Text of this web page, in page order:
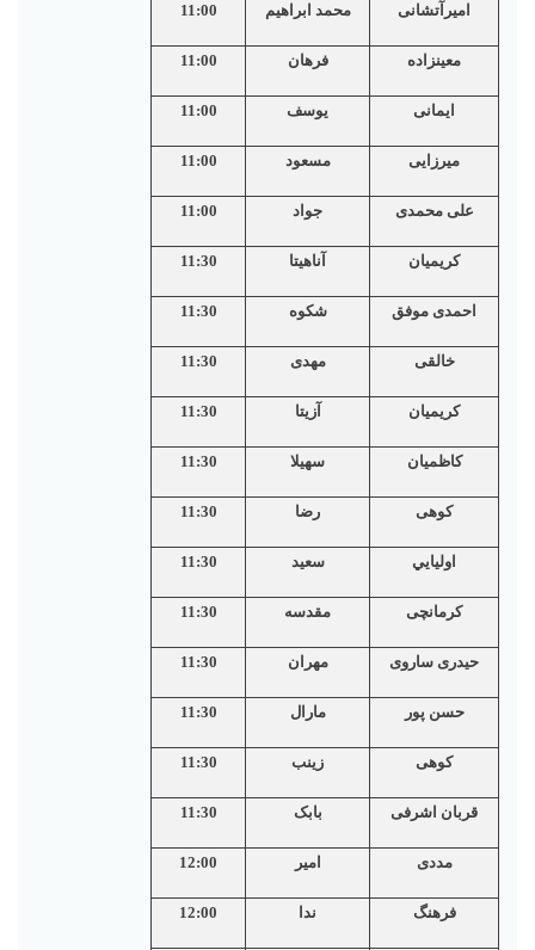
امیرآتشانی محمد ابراهیم 11:00
معينزاده فرهان 11:00
ایمانی یوسف 11:00
میرزایی مسعود 11:00
علی محمدی جواد 11:00
کریمیان آناهیتا 11:30
احمدی موفق شکوه 11:30
خالقی مهدی 11:30
کریمیان آزیتا 11:30
کاظمیان سهیلا 11:30
کوهی رضا 11:30
اوليايي سعيد 11:30
کرمانچی مقدسه 11:30
حیدری ساروی مهران 11:30
حسن پور مارال 11:30
کوهی زینب 11:30
قربان اشرفی بابک 11:30
مددی امیر 12:00
فرهنگ ندا 12:00